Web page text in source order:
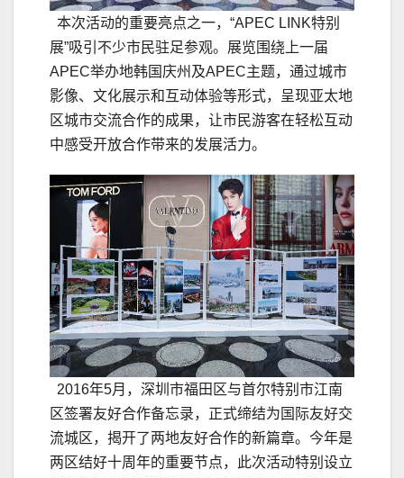
本次活动的重要亮点之一，“APEC LINK特别
展”吸引不少市民驻足参观。展览围绕上一届
APEC举办地韩国庆州及APEC主题，通过城市
影像、文化展示和互动体验等形式，呈现亚太地
区城市交流合作的成果，让市民游客在轻松互动
中感受开放合作带来的发展活力。
2016年5月，深圳市福田区与首尔特别市江南
区签署友好合作备忘录，正式缔结为国际友好交
流城区，揭开了两地友好合作的新篇章。今年是
两区结好十周年的重要节点，此次活动特别设立